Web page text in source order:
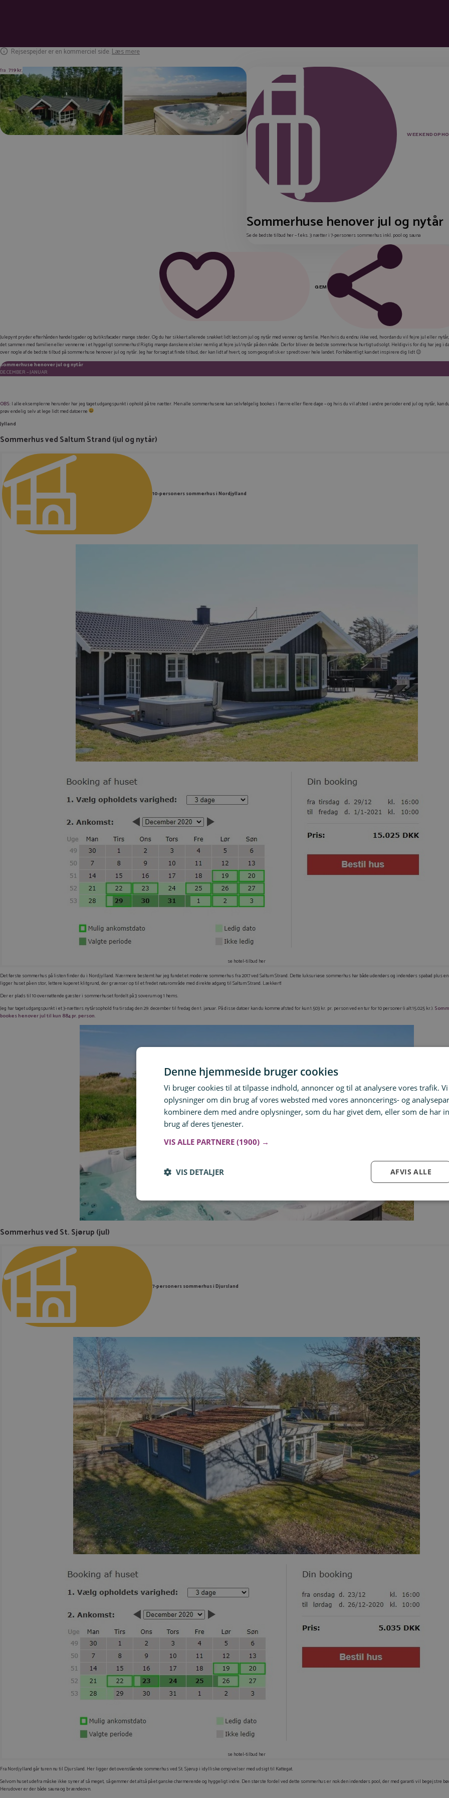
Rejsespejder er en kommerciel side.Læs mere
fra 719 kr.
Sommerhuse henover jul og nytår
Se de bedste tilbud her – f.eks. 3 nætter i 7-personers sommerhus inkl. pool og sauna
GEM
Julepynt pryder efterhånden handelsgader og butiksfacader mange steder. Og du har sikkert allerede snakket lidt løst om jul og nytår med venner og familie. Men hvis du endnu ikke ved, hvordan du vil fejre jul eller
det sammen med familien eller vennerne i et hyggeligt sommerhus! Rigtig mange danskere elsker nemlig at fejre jul/nytår på den måde. Derfor bliver de bedste sommerhuse hurtigt udsolgt. Heldigvis for dig har jeg i
over nogle af de bedste tilbud på sommerhuse henover jul og nytår. Jeg har forsøgt at finde tilbud, der kan lidt af hvert, og som geografisk er spredt over hele landet. Forhåbentligt kan det inspirere dig lidt 😉
Sommerhuse henover jul og nytår
DECEMBER – JANUAR
OBS: I alle eksemplerne herunder har jeg taget udgangspunkt i ophold på tre nætter. Men alle sommerhusene kan selvfølgelig bookes i færre eller flere dage – og hvis du vil afsted i andre perioder end jul og nytår, kan
prøv endelig selv at lege lidt med datoerne
Jylland
Sommerhus ved Saltum Strand (jul og nytår)
10-personers sommerhus i Nordjylland
se hotel-tilbud her
Det første sommerhus på listen finder du i Nordjylland. Nærmere bestemt har jeg fundet et moderne sommerhus fra 2017 ved Saltum Strand. Dette luksuriøse sommerhus har både udendørs og indendørs spabad plus en
ligger huset på en stor, lettere kuperet klitgrund, der grænser op til et fredet naturområde med direkte adgang til Saltum Strand. Lækkert!
Der er plads til 10 overnattende gæster i sommerhuset fordelt på 3 soverum og 1 hems.
Jeg har taget udgangspunkt i et 3-nætters nytårsophold fra tirsdag den 29. december til fredag den 1. januar. På disse datoer kan du komme afsted for kun 1.503 kr. pr. person ved en tur for 10 personer (i alt 15.025 kr.).
bookes henover jul til kun 884 pr. person.
Sommerhus ved St. Sjørup (jul)
7-personers sommerhus i Djursland
se hotel-tilbud her
Fra Nordjylland går turen nu til Djursland. Her ligger det ovenstående sommerhus ved St. Sjørup i idylliske omgivelser med udsigt til Kattegat.
Selvom huset udefra måske ikke syner af så meget, så gemmer det altså på et ganske charmerende og hyggeligt indre. Den største fordel ved dette sommerhus er nok den indendørs pool, der med garanti vil begejstre
Herudover er der både sauna og brændeovn.
Denne hjemmeside bruger cookies
Vi bruger cookies til at tilpasse indhold, annoncer og til at analysere vores trafik.
oplysninger om din brug af vores websted med vores annoncerings- og
kombinere dem med andre oplysninger, som du har givet dem, eller som de har
brug af deres tjenester.
VIS ALLE PARTNERE (1900) →
AFVIS ALLE
VIS DETALJER